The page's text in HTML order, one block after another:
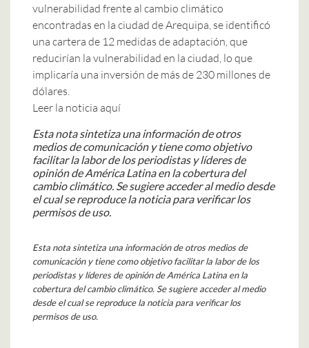
vulnerabilidad frente al cambio climático
encontradas en la ciudad de Arequipa, se identificó
una cartera de 12 medidas de adaptación, que
reducirían la vulnerabilidad en la ciudad, lo que
implicaría una inversión de más de 230 millones de
dólares.
Leer la noticia aquí
Esta nota sintetiza una información de otros
medios de comunicación y tiene como objetivo
facilitar la labor de los periodistas y líderes de
opinión de América Latina en la cobertura del
cambio climático. Se sugiere acceder al medio desde
el cual se reproduce la noticia para verificar los
permisos de uso.
Esta nota sintetiza una información de otros medios de
comunicación y tiene como objetivo facilitar la labor de los
periodistas y líderes de opinión de América Latina en la
cobertura del cambio climático. Se sugiere acceder al medio
desde el cual se reproduce la noticia para verificar los
permisos de uso.